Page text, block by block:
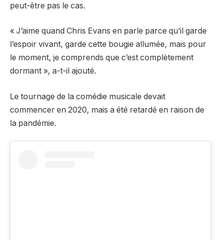
peut-être pas le cas.
« J’aime quand Chris Evans en parle parce qu’il garde
l’espoir vivant, garde cette bougie allumée, mais pour
le moment, je comprends que c’est complètement
dormant », a-t-il ajouté.
Le tournage de la comédie musicale devait
commencer en 2020, mais a été retardé en raison de
la pandémie.